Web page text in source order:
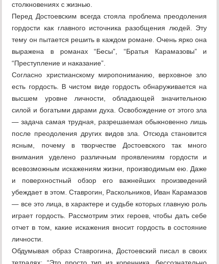
столкновениях с жизнью.
Перед Достоевским всегда стояла проблема преодоления
гордости как главного источника разобщения людей. Эту
тему он пытается решить в каждом романе. Очень ярко она
выражена в романах “Бесы”, “Братья Карамазовы” и
“Преступление и наказание”.
Согласно христианскому миропониманию, верховное зло
есть гордость. В чистом виде гордость обнаруживается на
высшем уровне личности, обладающей значительною
силой и богатыми дарами духа. Освобождение от этого зла
— задача самая трудная, разрешаемая обыкновенно лишь
после преодоления других видов зла. Отсюда становится
ясным, почему в творчестве Достоевского так много
внимания уделено различным проявлениям гордости и
всевозможным искажениям жизни, производимым ею. Даже
и поверхностный обзор его важнейших произведений
убеждает в этом. Ставрогин, Раскольников, Иван Карамазов
— все это лица, в характере и судьбе которых главную роль
играет гордость. Рассмотрим этих героев, чтобы дать себе
отчет в том, какие искажения вносит гордость в состояние
личности.
Обдумывая образ Ставрогина, Достоевский писал в своих